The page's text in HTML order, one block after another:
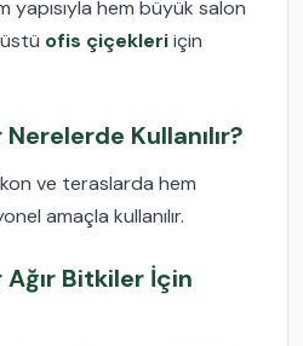
yapısıyla hem büyük salon
ofis çiçekleriiçin
Nerelerde Kullanılır?
ve teraslarda hem
amaçla kullanılır.
Ağır Bitkiler İçin